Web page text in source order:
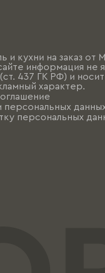
и кухни на заказ от
информация не
437 ГК РФ) и
характер.
персональных
персональных